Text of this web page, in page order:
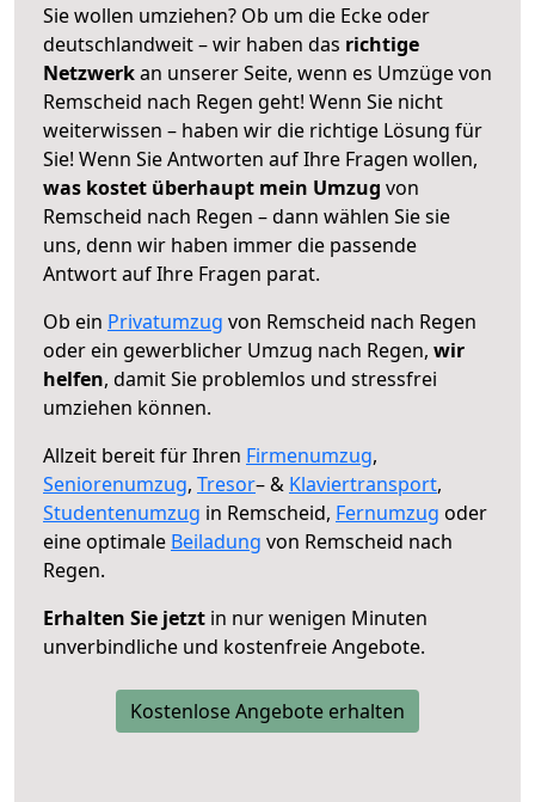
Sie wollen umziehen? Ob um die Ecke oder
deutschlandweit – wir haben das richtige
Netzwerkan unserer Seite, wenn es Umzüge von
Remscheid nach Regen geht! Wenn Sie nicht
weiterwissen – haben wir die richtige Lösung für
Sie! Wenn Sie Antworten auf Ihre Fragen wollen,
was kostet überhaupt mein Umzug von
Remscheid nach Regen – dann wählen Sie sie
uns, denn wir haben immer die passende
Antwort auf Ihre Fragen parat.
Ob ein Privatumzug von Remscheid nach Regen
oder ein gewerblicher Umzug nach Regen, wir
helfen, damit Sie problemlos und stressfrei
umziehen können.
Allzeit bereit für Ihren Firmenumzug,
Seniorenumzug, Tresor– & Klaviertransport,
Studentenumzug in Remscheid, Fernumzug oder
eine optimale Beiladung von Remscheid nach
Regen.
Erhalten Sie jetzt in nur wenigen Minuten
unverbindliche und kostenfreie Angebote.
Kostenlose Angebote erhalten